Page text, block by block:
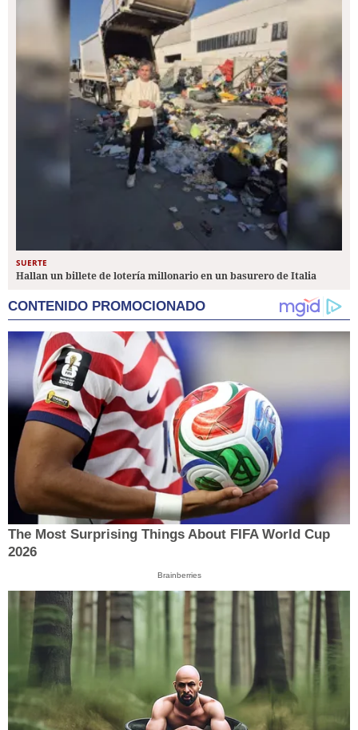
SUERTE
Hallan un billete de lotería millonario en un basurero de Italia
CONTENIDO PROMOCIONADO
The Most Surprising Things About FIFA World Cup
2026
Brainberries